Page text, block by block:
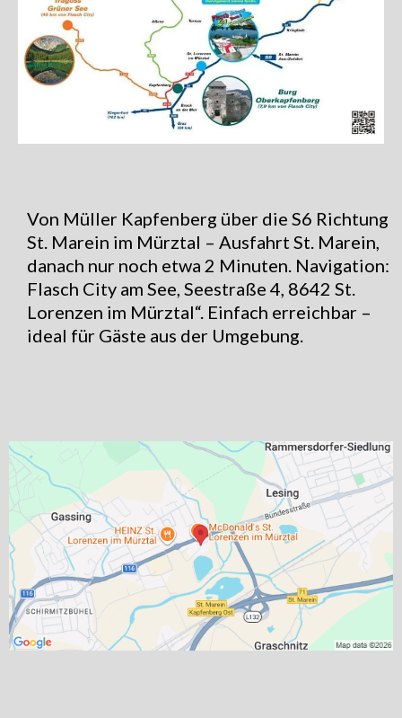
Von Müller Kapfenberg über die S6 Richtung
St. Marein im Mürztal – Ausfahrt St. Marein,
danach nur noch etwa 2 Minuten. Navigation:
Flasch City am See, Seestraße 4, 8642 St.
Lorenzen im Mürztal“. Einfach erreichbar –
ideal für Gäste aus der Umgebung.